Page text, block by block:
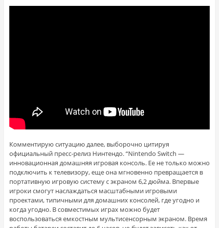
Комментирую ситуацию далее, выборочно цитируя
официальный пресс-релиз Нинтендо. “Nintendo Switch —
инновационная домашняя игровая консоль. Ее не только можно
подключить к телевизору, еще она мгновенно превращается в
портативную игровую систему с экраном 6,2 дюйма. Впервые
игроки смогут наслаждаться масштабными игровыми
проектами, типичными для домашних консолей, где угодно и
когда угодно. В совместимых играх можно будет
воспользоваться емкостным мультисенсорным экраном. Время